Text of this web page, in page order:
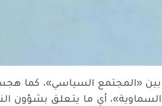
«المجتمع السياسي»، كما
السماوية»، أي ما يتعلق